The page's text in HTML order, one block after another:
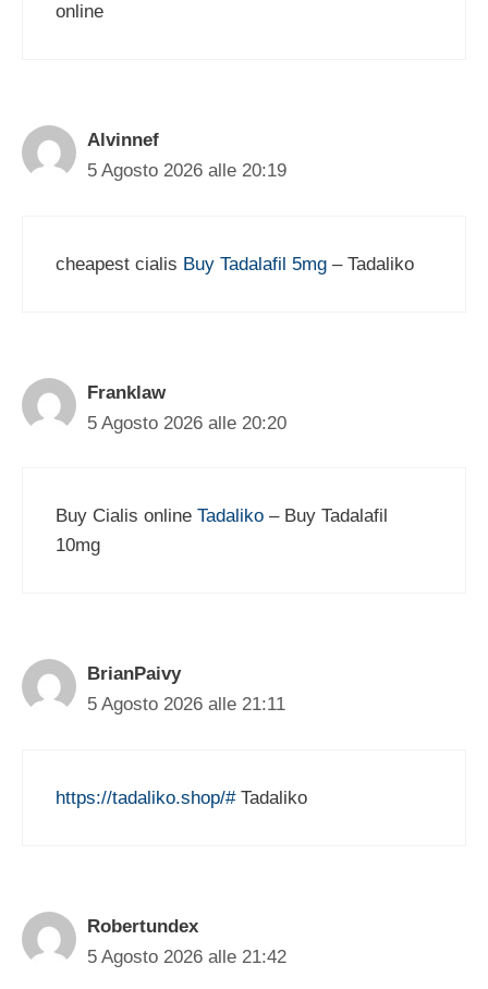
online
Alvinnef
5 Agosto 2026 alle 20:19
cheapest cialis Buy Tadalafil 5mg – Tadaliko
Franklaw
5 Agosto 2026 alle 20:20
Buy Cialis online Tadaliko – Buy Tadalafil
10mg
BrianPaivy
5 Agosto 2026 alle 21:11
https://tadaliko.shop/#Tadaliko
Robertundex
5 Agosto 2026 alle 21:42